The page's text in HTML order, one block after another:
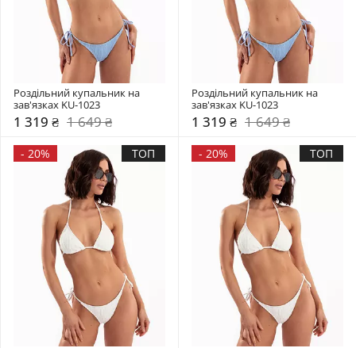
Роздільний купальник на
зав'язках KU-1023
1 319 ₴ 1 649 ₴
Роздільний купальник на
зав'язках KU-1023
1 319 ₴ 1 649 ₴
- 20% ТОП - 20% ТОП